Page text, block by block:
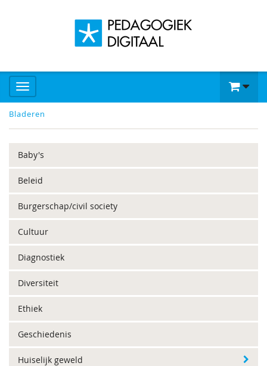
Bladeren
Baby's
Beleid
Burgerschap/civil society
Cultuur
Diagnostiek
Diversiteit
Ethiek
Geschiedenis
Huiselijk geweld